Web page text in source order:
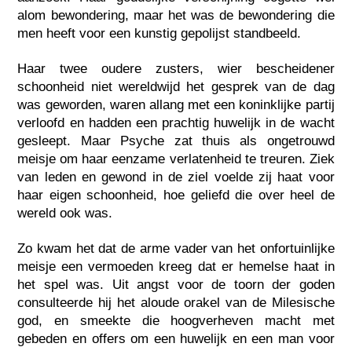
alom bewondering, maar het was de bewondering die
men heeft voor een kunstig gepolijst standbeeld.
Haar twee oudere zusters, wier bescheidener
schoonheid niet wereldwijd het gesprek van de dag
was geworden, waren allang met een koninklijke partij
verloofd en hadden een prachtig huwelijk in de wacht
gesleept. Maar Psyche zat thuis als ongetrouwd
meisje om haar eenzame verlatenheid te treuren. Ziek
van leden en gewond in de ziel voelde zij haat voor
haar eigen schoonheid, hoe geliefd die over heel de
wereld ook was.
Zo kwam het dat de arme vader van het onfortuinlijke
meisje een vermoeden kreeg dat er hemelse haat in
het spel was. Uit angst voor de toorn der goden
consulteerde hij het aloude orakel van de Milesische
god, en smeekte die hoogverheven macht met
gebeden en offers om een huwelijk en een man voor